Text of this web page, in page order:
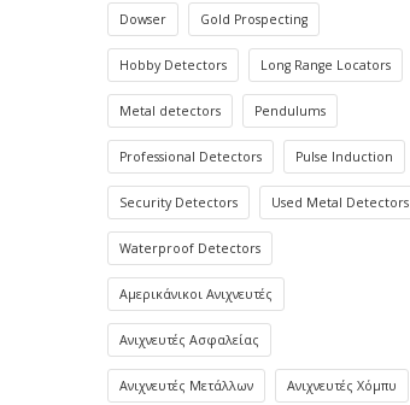
Dowser Gold Prospecting
Hobby Detectors Long Range Locators
Metal detectors Pendulums
Professional Detectors Pulse Induction
Security Detectors Used Metal Detectors
Waterproof Detectors
Αμερικάνικοι Ανιχνευτές
Ανιχνευτές Ασφαλείας
Ανιχνευτές Μετάλλων Ανιχνευτές Χόμπυ